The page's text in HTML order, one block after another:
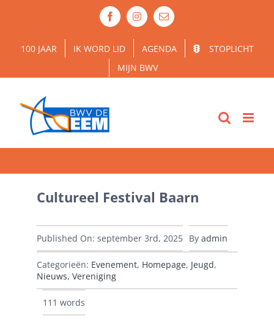
inhoud
FacebookInstagram
E-
mail
100 JAAR IK WORD LID AGENDA
STOPLICHT
MIJN BWV
Cultureel Festival Baarn
Published On: september 3rd, 2025 By admin
Categorieën: Evenement, Homepage, Jeugd,
Nieuws, Vereniging
111 words